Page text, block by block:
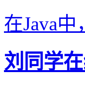
在Java
刘同学